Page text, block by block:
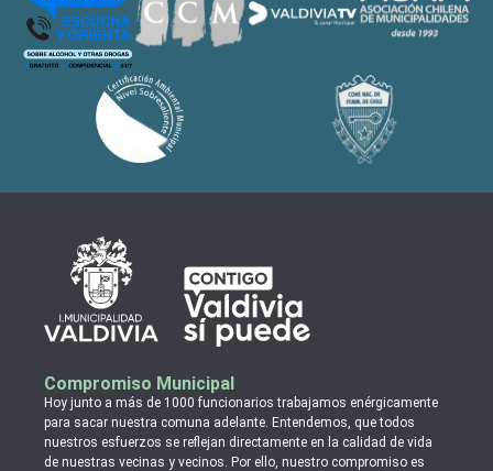
Compromiso Municipal
Hoy junto a más de 1000 funcionarios trabajamos enérgicamente
para sacar nuestra comuna adelante. Entendemos, que todos
nuestros esfuerzos se reflejan directamente en la calidad de vida
de nuestras vecinas y vecinos. Por ello, nuestro compromiso es